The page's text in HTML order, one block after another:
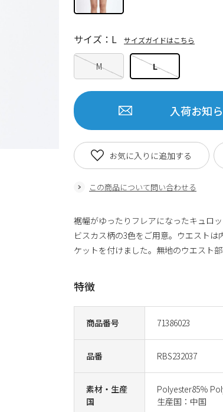
商品番号 71386023
品番 RBS232037
素材・生産
国
Polyester85％
生産国：中国
M L
サイズ：L サイズガイドはこちら
入荷お知
この商品について問い合わせる
お気に入りに追加する
裾幅がゆったりフレアになったキュロ
ビスカス柄の3色をご用意。ウエスト
ケットを付けました。無地のウエスト
特徴